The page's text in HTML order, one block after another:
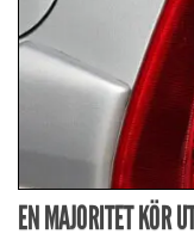
EN MAJORITET KÖR